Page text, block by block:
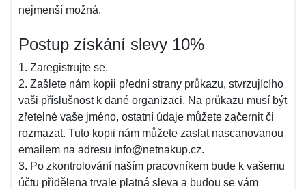
nejmenší možná.
Postup získání slevy 10%
1. Zaregistrujte se.
2. Zašlete nám kopii přední strany průkazu, stvrzujícího
vaši příslušnost k dané organizaci. Na průkazu musí být
zřetelné vaše jméno, ostatní údaje můžete začernit či
rozmazat. Tuto kopii nám můžete zaslat nascanovanou
emailem na adresu info@netnakup.cz.
3. Po zkontrolování naším pracovníkem bude k vašemu
účtu přidělena trvale platná sleva a budou se vám